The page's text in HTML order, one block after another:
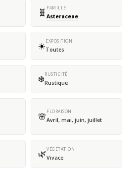
🧬 FAMILLE
Asteraceae
☀️EXPOSITION
Toutes
❄️RUSTICITÉ
Rustique
🌸 FLORAISON
Avril, mai, juin, juillet
🌿VÉGÉTATION
Vivace